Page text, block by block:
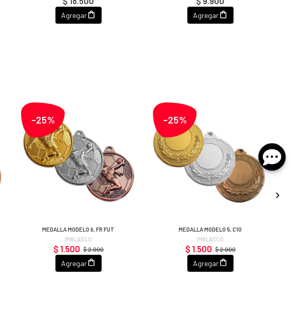
Agregar Agregar
-25%
MEDALLA MODELO 9, FR FUT
IMBLASCO
$ 2.000
$ 1.500
Agregar
-25%
MEDALLA MODELO 5, C10
IMBLASCO
$ 2.000
$ 1.500
Agregar